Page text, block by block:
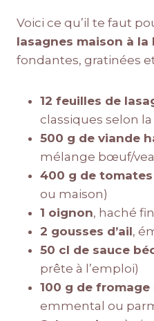
Voici ce qu’il te faut
lasagnes maison à la
fondantes, gratinées
12 feuilles de
classiques selon
500 g de viande
mélange bœuf/
400 g de
ou maison)
1 oignon, haché
2 gousses d’ail,
50 cl de sauce
prête à l’emploi)
100 g de fromage
emmental ou